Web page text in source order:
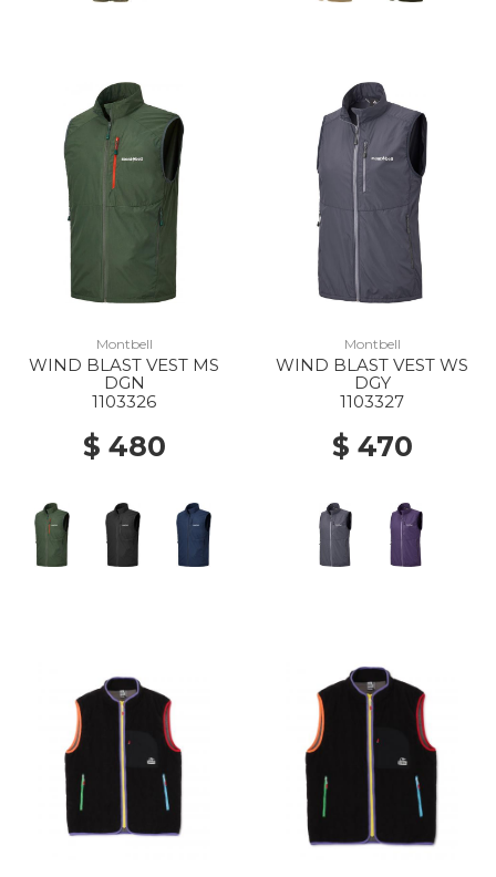
Montbell
WIND BLAST VEST MS
DGN
1103326
$ 480
Montbell
WIND BLAST VEST WS
DGY
1103327
$ 470